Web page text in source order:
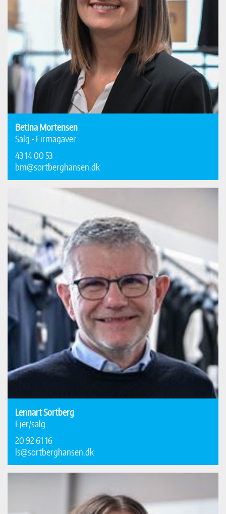
Betina Mortensen
Salg - Firmagaver
43 14 00 53
bm@sortberghansen.dk
Lennart Sortberg
Ejer/salg
20 92 61 16
ls@sortberghansen.dk